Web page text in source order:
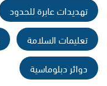
تهديدات عابرة للحدود
تعليمات السلامة
دوائر دبلوماسية